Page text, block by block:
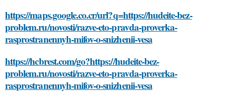
https://maps.google.co.cr/url?q=https://hudeite-bez-
problem.ru/novosti/razve-eto-pravda-proverka-
rasprostranennyh-mifov-o-snizhenii-vesa
https://hcbrest.com/go?https://hudeite-bez-
problem.ru/novosti/razve-eto-pravda-proverka-
rasprostranennyh-mifov-o-snizhenii-vesa